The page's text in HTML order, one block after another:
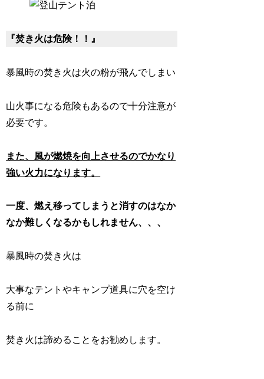
『焚き火は危険！！』
暴風時の焚き火は火の粉が飛んでしまい
山火事になる危険もあるので十分注意が
必要です。
また、風が燃焼を向上させるのでかなり
強い火力になります。
一度、燃え移ってしまうと消すのはなか
なか難しくなるかもしれません、、、
暴風時の焚き火は
大事なテントやキャンプ道具に穴を空け
る前に
焚き火は諦めることをお勧めします。